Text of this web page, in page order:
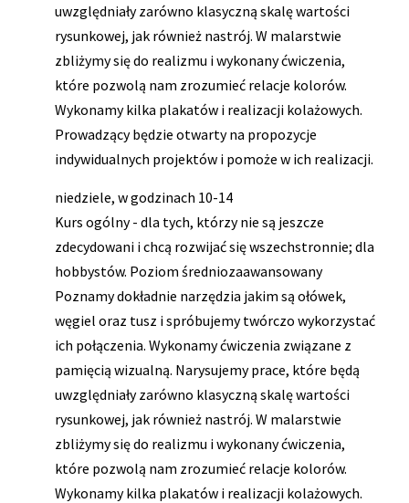
uwzględniały zarówno klasyczną skalę wartości
rysunkowej, jak również nastrój. W malarstwie
zbliżymy się do realizmu i wykonany ćwiczenia,
które pozwolą nam zrozumieć relacje kolorów.
Wykonamy kilka plakatów i realizacji kolażowych.
Prowadzący będzie otwarty na propozycje
indywidualnych projektów i pomoże w ich realizacji.
niedziele, w godzinach 10-14
Kurs ogólny - dla tych, którzy nie są jeszcze
zdecydowani i chcą rozwijać się wszechstronnie; dla
hobbystów. Poziom średniozaawansowany
Poznamy dokładnie narzędzia jakim są ołówek,
węgiel oraz tusz i spróbujemy twórczo wykorzystać
ich połączenia. Wykonamy ćwiczenia związane z
pamięcią wizualną. Narysujemy prace, które będą
uwzględniały zarówno klasyczną skalę wartości
rysunkowej, jak również nastrój. W malarstwie
zbliżymy się do realizmu i wykonany ćwiczenia,
które pozwolą nam zrozumieć relacje kolorów.
Wykonamy kilka plakatów i realizacji kolażowych.